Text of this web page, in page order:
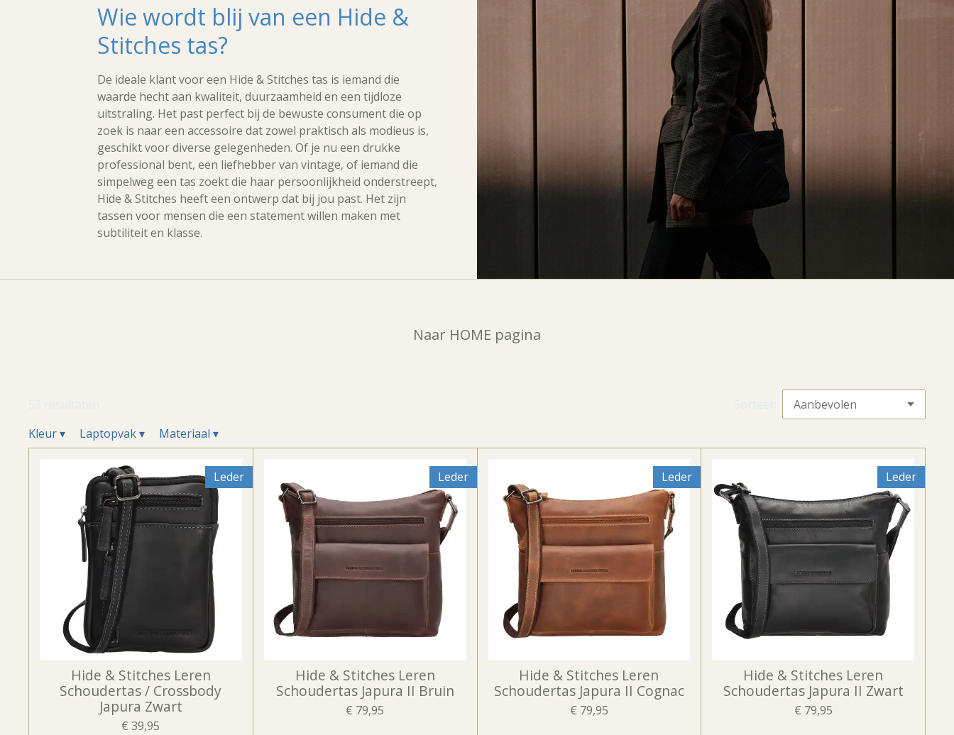
Wie wordt blij van een Hide &
Stitches tas?
De ideale klant voor een Hide & Stitches tas is iemand die
waarde hecht aan kwaliteit, duurzaamheid en een tijdloze
uitstraling. Het past perfect bij de bewuste consument die op
zoek is naar een accessoire dat zowel praktisch als modieus is,
geschikt voor diverse gelegenheden. Of je nu een drukke
professional bent, een liefhebber van vintage, of iemand die
simpelweg een tas zoekt die haar persoonlijkheid onderstreept,
Hide & Stitches heeft een ontwerp dat bij jou past. Het zijn
tassen voor mensen die een statement willen maken met
subtiliteit en klasse.
Naar HOME pagina
Kleur▾ Laptopvak▾ Materiaal ▾
Leder
Hide & Stitches Leren
Schoudertas / Crossbody
Japura Zwart
€ 39,95
Leder
Hide & Stitches Leren
Schoudertas Japura II Bruin
€ 79,95
Leder
Hide & Stitches Leren
Schoudertas Japura II Cognac
€ 79,95
Leder
Hide & Stitches Leren
Schoudertas Japura II Zwart
€ 79,95